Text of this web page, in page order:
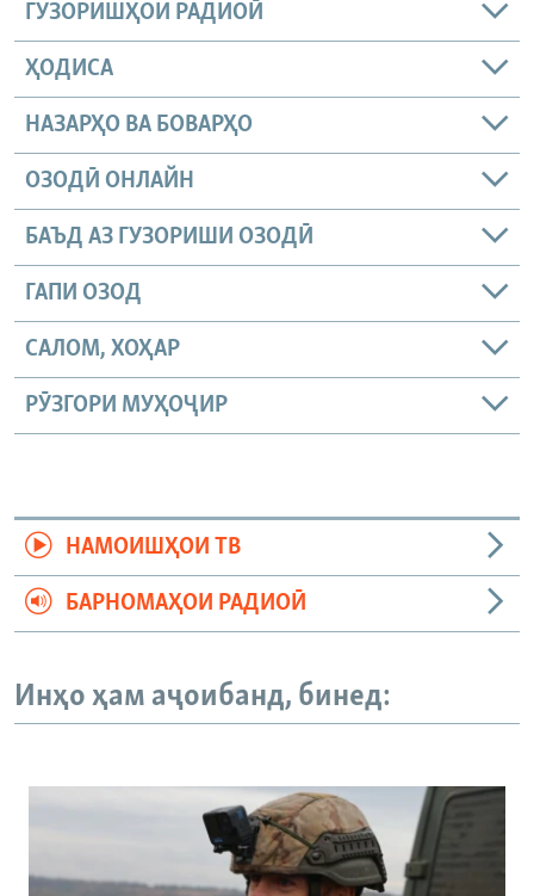
ГУЗОРИШҲОИ РАДИОӢ
ҲОДИСА
НАЗАРҲО ВА БОВАРҲО
ОЗОДӢ ОНЛАЙН
БАЪД АЗ ГУЗОРИШИ ОЗОДӢ
ГАПИ ОЗОД
САЛОМ, ХОҲАР
РӮЗГОРИ МУҲОҶИР
НАМОИШҲОИ ТВ
БАРНОМАҲОИ РАДИОӢ
Инҳо ҳам аҷоибанд, бинед: